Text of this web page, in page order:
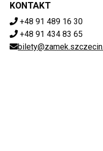
KONTAKT
+48 91 489 16 30
+48 91 434 83 65